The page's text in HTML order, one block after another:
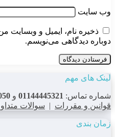
وب‌ سایت
ذخیره نام، ایمیل و وبسایت
دوباره دیدگاهی می‌نویسم.
لینک های مهم
شماره تماس: 01144445321 و
قوانین و مقررات | سوالات
زمان بندی